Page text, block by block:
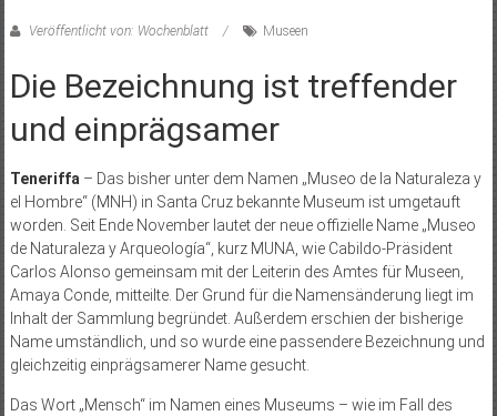
Veröffentlicht von: Wochenblatt Museen
Die Bezeichnung ist treffender
und einprägsamer
Teneriffa– Das bisher unter dem Namen „Museo de la Naturaleza y
el Hombre“ (MNH) in Santa Cruz bekannte Museum ist umgetauft
worden. Seit Ende November lautet der neue offizielle Name „Museo
de Naturaleza y Arqueología“, kurz MUNA, wie Cabildo-Präsident
Carlos Alonso gemeinsam mit der Leiterin des Amtes für Museen,
Amaya Conde, mitteilte. Der Grund für die Namensänderung liegt im
Inhalt der Sammlung begründet. Außerdem erschien der bisherige
Name umständlich, und so wurde eine passendere Bezeichnung und
gleichzeitig einprägsamerer Name gesucht.
Das Wort „Mensch“ im Namen eines Museums – wie im Fall des